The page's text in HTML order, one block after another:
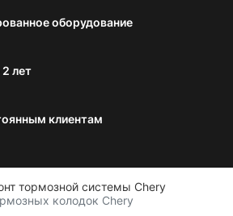
оборудование
лет
клиентам
тормозной системы Chery
колодок Chery